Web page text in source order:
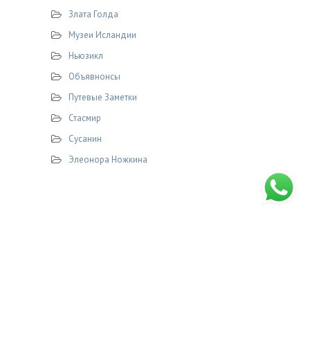
Злата Голда
Музеи Исландии
Ньюзикл
Объявнонсы
Путевые Заметки
Стасмир
Сусанин
Элеонора Ножкина